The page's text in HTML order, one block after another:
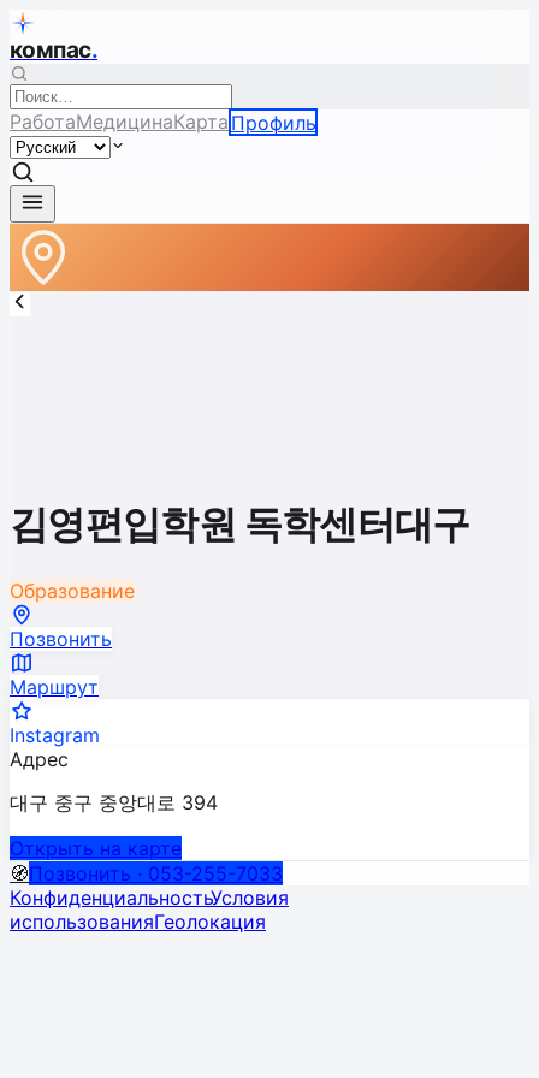
компас.
РаботаМедицинаКарта Профиль
김영편입학원 독학센터대구
Образование
Позвонить
Маршрут
Instagram
Адрес
대구 중구 중앙대로 394
Открыть на карте
🧭Позвонить · 053-255-7033
КонфиденциальностьУсловия
использованияГеолокация